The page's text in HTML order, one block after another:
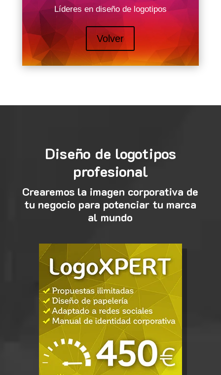
Líderes en diseño de logotipos
Volver
Diseño de logotipos
profesional
Crearemos la imagen corporativa de
tu negocio para potenciar tu marca
al mundo